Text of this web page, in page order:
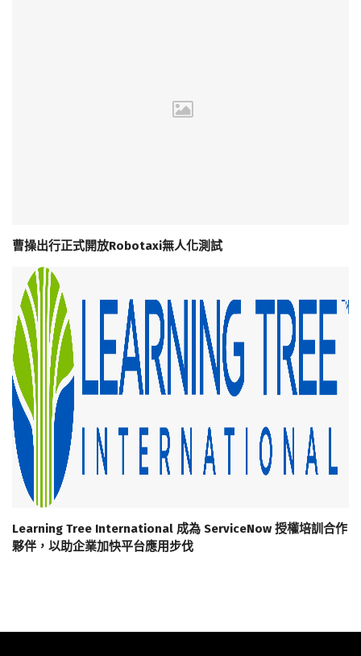
曹操出行正式開放Robotaxi無人化測試
Learning Tree International 成為 ServiceNow 授權培訓合作
夥伴，以助企業加快平台應用步伐